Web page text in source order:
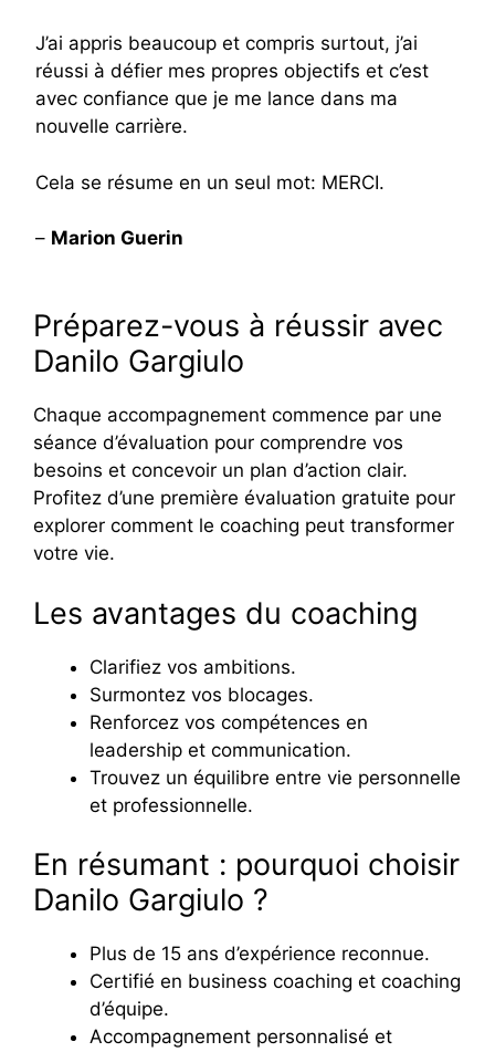
J’ai appris beaucoup et compris surtout, j’ai
réussi à défier mes propres objectifs et c’est
avec confiance que je me lance dans ma
nouvelle carrière.
Cela se résume en un seul mot: MERCI.
– Marion Guerin
Préparez-vous à réussir avec
Danilo Gargiulo
Chaque accompagnement commence par une
séance d’évaluation pour comprendre vos
besoins et concevoir un plan d’action clair.
Profitez d’une première évaluation gratuite pour
explorer comment le coaching peut transformer
votre vie.
Les avantages du coaching
Clarifiez vos ambitions.
Surmontez vos blocages.
Renforcez vos compétences en
leadership et communication.
Trouvez un équilibre entre vie personnelle
et professionnelle.
En résumant : pourquoi choisir
Danilo Gargiulo ?
Plus de 15 ans d’expérience reconnue.
Certifié en business coaching et coaching
d’équipe.
Accompagnement personnalisé et